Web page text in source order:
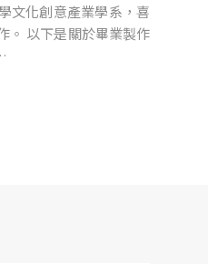
文化創意產業學系，喜
。 以下是關於畢業製作